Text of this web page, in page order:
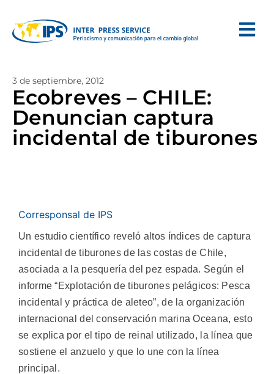
3 de septiembre, 2012
Ecobreves – CHILE:
Denuncian captura
incidental de tiburones
Corresponsal de IPS
Un estudio científico reveló altos índices de captura
incidental de tiburones de las costas de Chile,
asociada a la pesquería del pez espada. Según el
informe “Explotación de tiburones pelágicos: Pesca
incidental y práctica de aleteo”, de la organización
internacional del conservación marina Oceana, esto
se explica por el tipo de reinal utilizado, la línea que
sostiene el anzuelo y que lo une con la línea
principal.